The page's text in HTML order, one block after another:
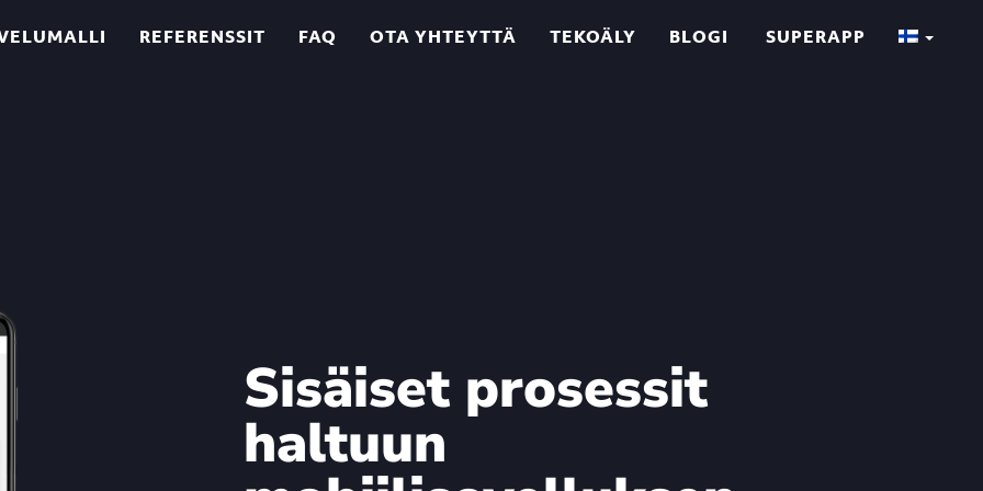
REFERENSSIT FAQ OTA YHTEYTTÄ TEKOÄLY BLOGI SUPERAPP
Sisäiset prosessit
haltuun